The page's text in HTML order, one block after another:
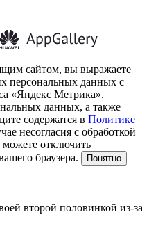
сайтом, вы выражаете
персональных данных с
«Яндекс Метрика».
данных, а также
содержатся в Политике
с обработкой
отключить
браузера.
Понятно
второй половинкой из-за